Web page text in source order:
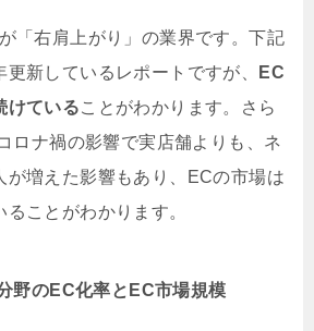
「右肩上がり」の業界です。下記
新しているレポートですが、
EC
けていることがわかります。さら
ロナ禍の影響で実店舗よりも、ネ
が増えた影響もあり、ECの市場は
ことがわかります。
野のEC化率とEC市場規模